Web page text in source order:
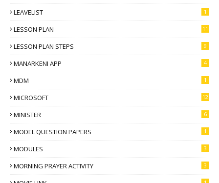
LEAVELIST 1
LESSON PLAN 11
LESSON PLAN STEPS 9
MANARKENI APP 4
MDM 1
MICROSOFT 12
MINISTER 6
MODEL QUESTION PAPERS 1
MODULES 3
MORNING PRAYER ACTIVITY 3